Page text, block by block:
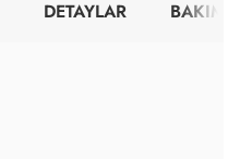
DETAYLAR BAKIM